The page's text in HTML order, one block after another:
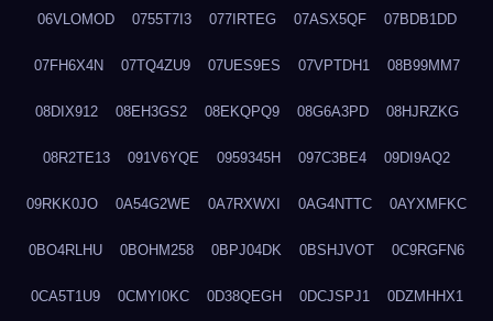
06VLOMOD 0755T7I3 077IRTEG 07ASX5QF 07BDB1DD
07FH6X4N 07TQ4ZU9 07UES9ES 07VPTDH1 08B99MM7
08DIX912 08EH3GS2 08EKQPQ9 08G6A3PD 08HJRZKG
08R2TE13 091V6YQE 0959345H 097C3BE4 09DI9AQ2
09RKK0JO 0A54G2WE 0A7RXWXI 0AG4NTTC 0AYXMFKC
0BO4RLHU 0BOHM258 0BPJ04DK 0BSHJVOT 0C9RGFN6
0CA5T1U9 0CMYI0KC 0D38QEGH 0DCJSPJ1 0DZMHHX1